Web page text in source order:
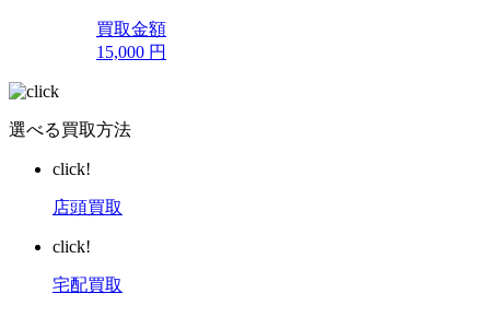
買取金額
15,000 円
選べる買取方法
click!
店頭買取
click!
宅配買取